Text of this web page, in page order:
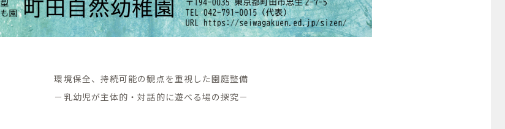
環境保全、持続可能の観点を重視した園庭整備
－乳幼児が主体的・対話的に遊べる場の探究－